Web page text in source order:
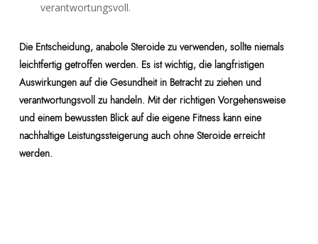
verantwortungsvoll.
Die Entscheidung, anabole Steroide zu verwenden, sollte niemals
leichtfertig getroffen werden. Es ist wichtig, die langfristigen
Auswirkungen auf die Gesundheit in Betracht zu ziehen und
verantwortungsvoll zu handeln. Mit der richtigen Vorgehensweise
und einem bewussten Blick auf die eigene Fitness kann eine
nachhaltige Leistungssteigerung auch ohne Steroide erreicht
werden.